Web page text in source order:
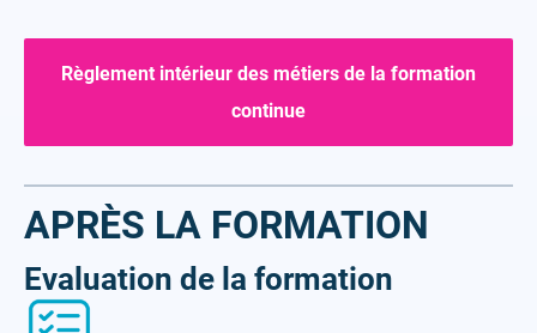
Règlement intérieur des métiers de la formation
continue
APRÈS LA FORMATION
Evaluation de la formation